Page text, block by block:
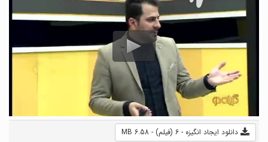
دانلود ایجاد انگیزه - 6 (فیلم) - 6.58 MB